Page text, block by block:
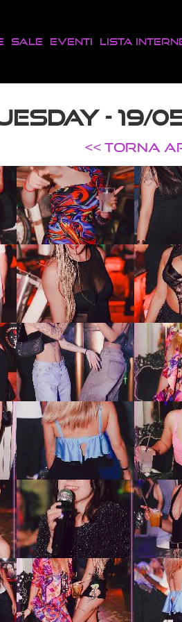
Sale Eventi Lista
- 19/
<< TORNA